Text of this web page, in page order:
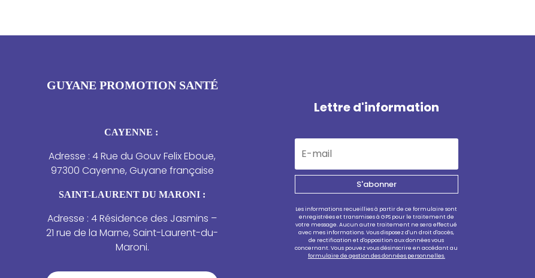
GUYANE PROMOTION SANTÉ
CAYENNE :
Adresse : 4 Rue du Gouv Felix Eboue,
97300 Cayenne, Guyane française
SAINT-LAURENT DU MARONI :
Adresse : 4 Résidence des Jasmins –
21 rue de la Marne, Saint-Laurent-du-
Maroni.
Lettre d'information
S'abonner
Les informations recueillies à partir de ce formulaire sont
enregistrées et transmises à GPS pour le traitement de
votre message. Aucun autre traitement ne sera effectué
avec mes informations. Vous disposez d'un droit d'accès,
de rectification et d'opposition aux données vous
concernant. Vous pouvez vous désinscrire en accédant au
formulaire de gestion des données personnelles.